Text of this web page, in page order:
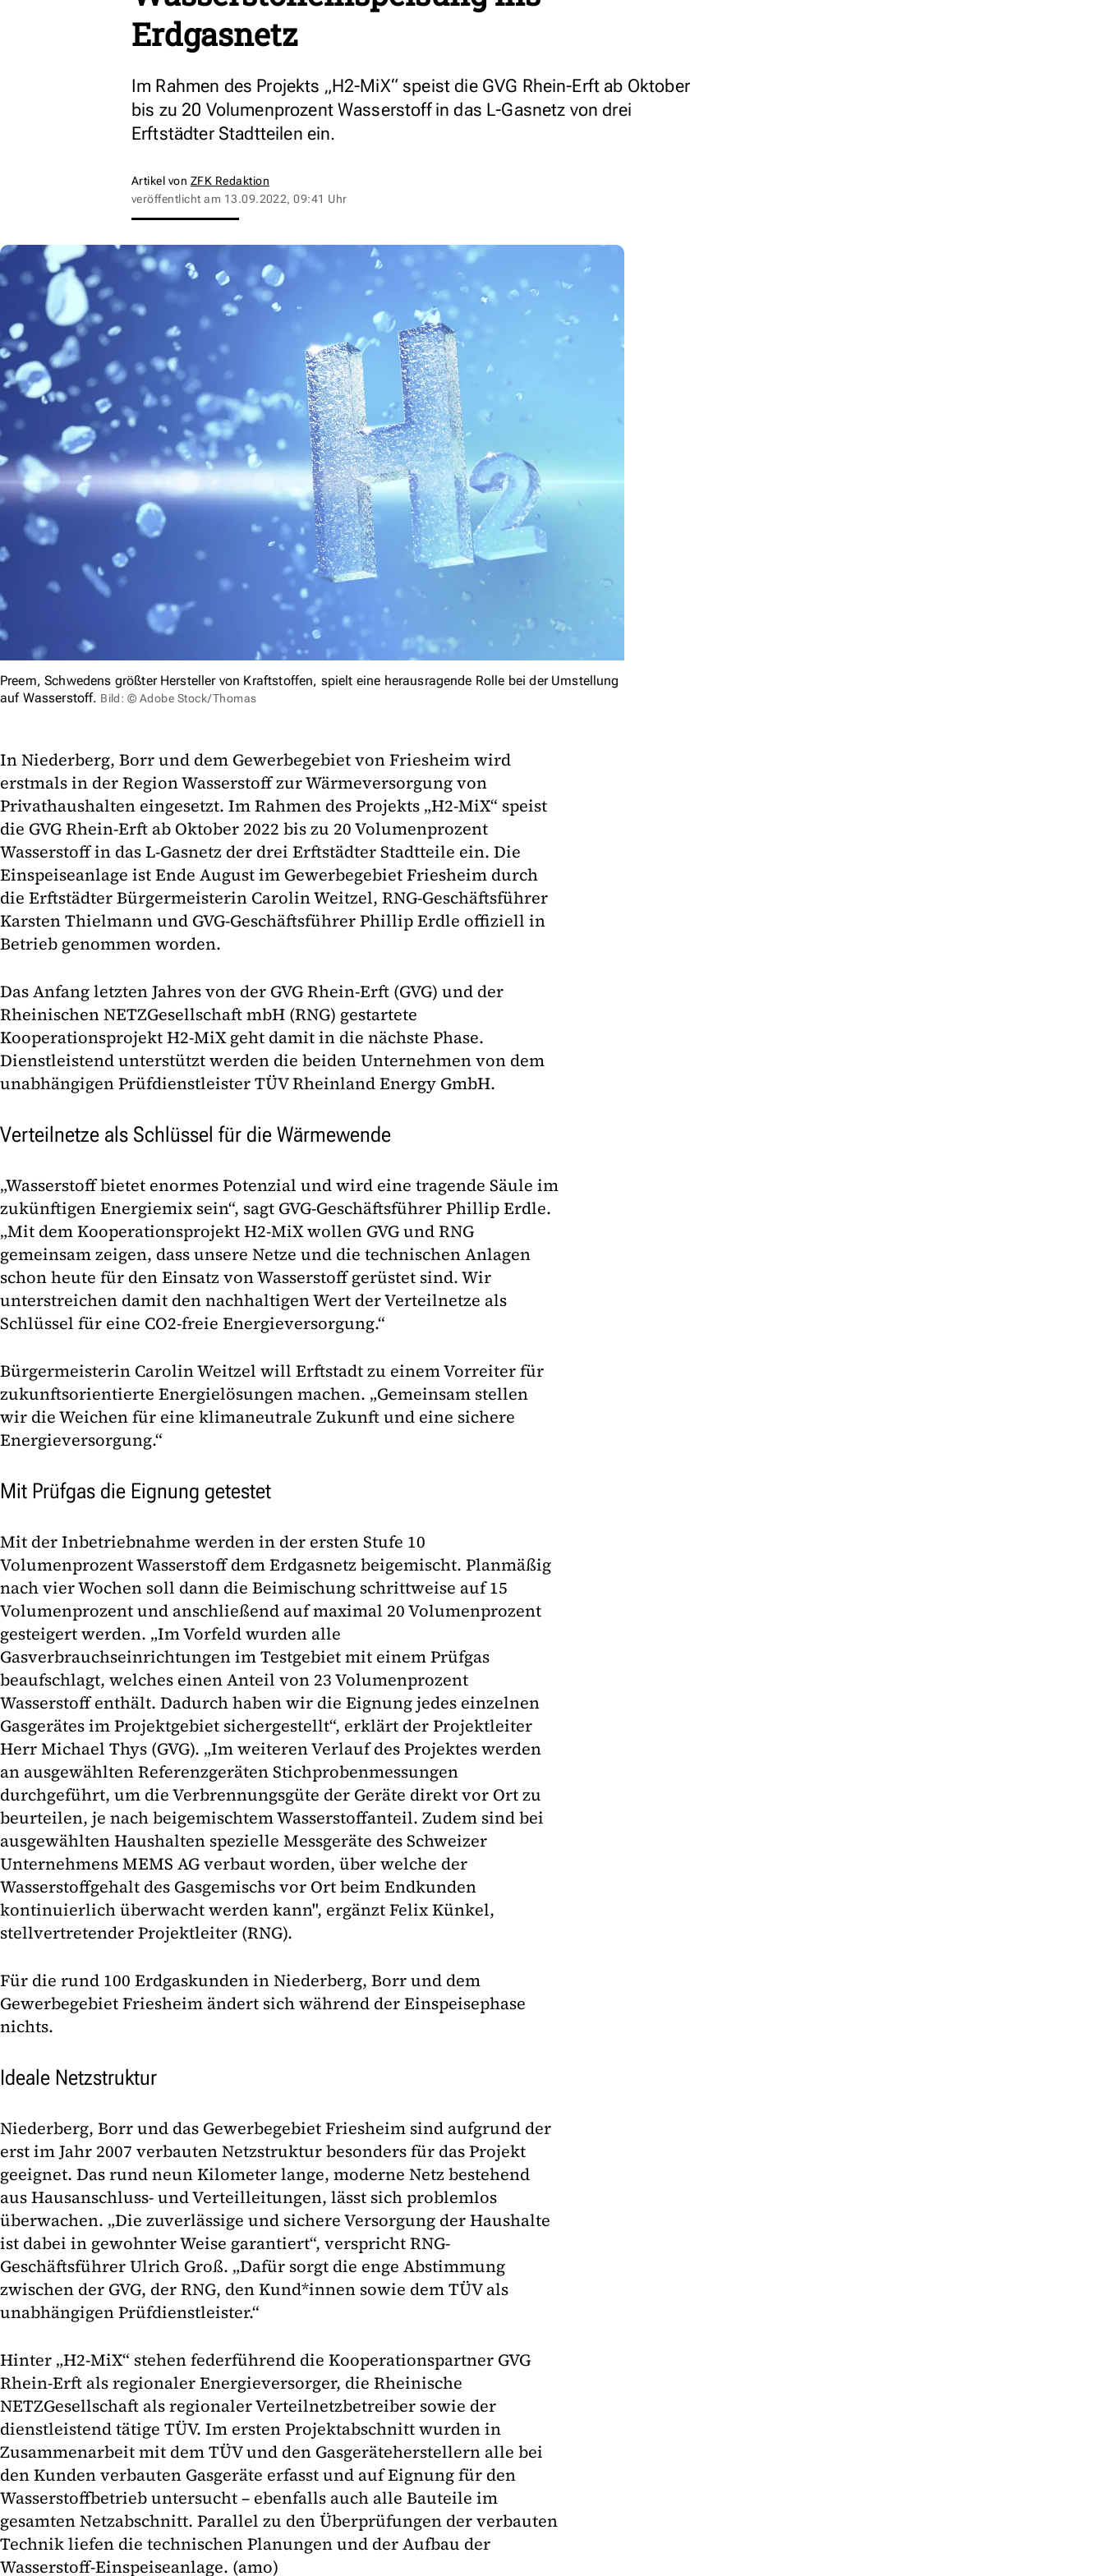
Erdgasnetz
Im Rahmen des Projekts „H2-MiX“ speist die GVG Rhein-Erft ab Oktober
bis zu 20 Volumenprozent Wasserstoff in das L-Gasnetz von drei
Erftstädter Stadtteilen ein.
Artikel von ZFK Redaktion
veröffentlicht am 13.09.2022, 09:41 Uhr
Preem, Schwedens größter Hersteller von Kraftstoffen, spielt eine herausragende Rolle bei der Umstellung
auf Wasserstoff. Bild: © Adobe Stock/Thomas
In Niederberg, Borr und dem Gewerbegebiet von Friesheim wird
erstmals in der Region Wasserstoff zur Wärmeversorgung von
Privathaushalten eingesetzt. Im Rahmen des Projekts „H2-MiX“ speist
die GVG Rhein-Erft ab Oktober 2022 bis zu 20 Volumenprozent
Wasserstoff in das L-Gasnetz der drei Erftstädter Stadtteile ein. Die
Einspeiseanlage ist Ende August im Gewerbegebiet Friesheim durch
die Erftstädter Bürgermeisterin Carolin Weitzel, RNG-Geschäftsführer
Karsten Thielmann und GVG-Geschäftsführer Phillip Erdle offiziell in
Betrieb genommen worden.
Das Anfang letzten Jahres von der GVG Rhein-Erft (GVG) und der
Rheinischen NETZGesellschaft mbH (RNG) gestartete
Kooperationsprojekt H2-MiX geht damit in die nächste Phase.
Dienstleistend unterstützt werden die beiden Unternehmen von dem
unabhängigen Prüfdienstleister TÜV Rheinland Energy GmbH.
Verteilnetze als Schlüssel für die Wärmewende
„Wasserstoff bietet enormes Potenzial und wird eine tragende Säule im
zukünftigen Energiemix sein“, sagt GVG-Geschäftsführer Phillip Erdle.
„Mit dem Kooperationsprojekt H2-MiX wollen GVG und RNG
gemeinsam zeigen, dass unsere Netze und die technischen Anlagen
schon heute für den Einsatz von Wasserstoff gerüstet sind. Wir
unterstreichen damit den nachhaltigen Wert der Verteilnetze als
Schlüssel für eine CO2-freie Energieversorgung.“
Bürgermeisterin Carolin Weitzel will Erftstadt zu einem Vorreiter für
zukunftsorientierte Energielösungen machen. „Gemeinsam stellen
wir die Weichen für eine klimaneutrale Zukunft und eine sichere
Energieversorgung.“
Mit Prüfgas die Eignung getestet
Mit der Inbetriebnahme werden in der ersten Stufe 10
Volumenprozent Wasserstoff dem Erdgasnetz beigemischt. Planmäßig
nach vier Wochen soll dann die Beimischung schrittweise auf 15
Volumenprozent und anschließend auf maximal 20 Volumenprozent
gesteigert werden. „Im Vorfeld wurden alle
Gasverbrauchseinrichtungen im Testgebiet mit einem Prüfgas
beaufschlagt, welches einen Anteil von 23 Volumenprozent
Wasserstoff enthält. Dadurch haben wir die Eignung jedes einzelnen
Gasgerätes im Projektgebiet sichergestellt“, erklärt der Projektleiter
Herr Michael Thys (GVG). „Im weiteren Verlauf des Projektes werden
an ausgewählten Referenzgeräten Stichprobenmessungen
durchgeführt, um die Verbrennungsgüte der Geräte direkt vor Ort zu
beurteilen, je nach beigemischtem Wasserstoffanteil. Zudem sind bei
ausgewählten Haushalten spezielle Messgeräte des Schweizer
Unternehmens MEMS AG verbaut worden, über welche der
Wasserstoffgehalt des Gasgemischs vor Ort beim Endkunden
kontinuierlich überwacht werden kann", ergänzt Felix Künkel,
stellvertretender Projektleiter (RNG).
Für die rund 100 Erdgaskunden in Niederberg, Borr und dem
Gewerbegebiet Friesheim ändert sich während der Einspeisephase
nichts.
Ideale Netzstruktur
Niederberg, Borr und das Gewerbegebiet Friesheim sind aufgrund der
erst im Jahr 2007 verbauten Netzstruktur besonders für das Projekt
geeignet. Das rund neun Kilometer lange, moderne Netz bestehend
aus Hausanschluss- und Verteilleitungen, lässt sich problemlos
überwachen. „Die zuverlässige und sichere Versorgung der Haushalte
ist dabei in gewohnter Weise garantiert“, verspricht RNG-
Geschäftsführer Ulrich Groß. „Dafür sorgt die enge Abstimmung
zwischen der GVG, der RNG, den Kund*innen sowie dem TÜV als
unabhängigen Prüfdienstleister.“
Hinter „H2-MiX“ stehen federführend die Kooperationspartner GVG
Rhein-Erft als regionaler Energieversorger, die Rheinische
NETZGesellschaft als regionaler Verteilnetzbetreiber sowie der
dienstleistend tätige TÜV. Im ersten Projektabschnitt wurden in
Zusammenarbeit mit dem TÜV und den Gasgeräteherstellern alle bei
den Kunden verbauten Gasgeräte erfasst und auf Eignung für den
Wasserstoffbetrieb untersucht – ebenfalls auch alle Bauteile im
gesamten Netzabschnitt. Parallel zu den Überprüfungen der verbauten
Technik liefen die technischen Planungen und der Aufbau der
Wasserstoff-Einspeiseanlage. (amo)